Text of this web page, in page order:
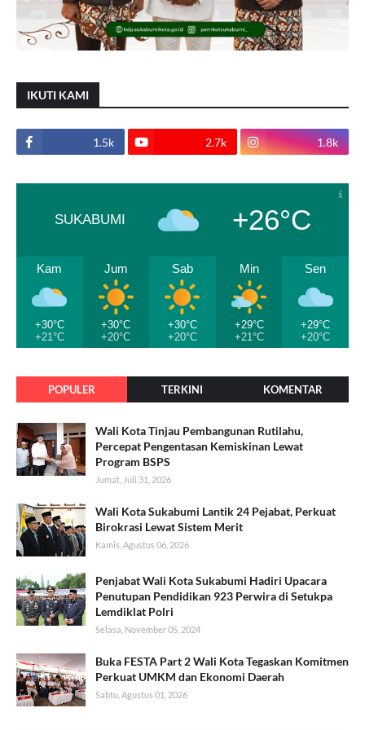
IKUTI KAMI
1.5k 2.7k 1.8k
SUKABUMI +26°C
Kam
+30°C
+21°C
Jum
+30°C
+20°C
Sab
+30°C
+20°C
Min
+29°C
+21°C
Sen
+29°C
+20°C
POPULER TERKINI KOMENTAR
Wali Kota Tinjau Pembangunan Rutilahu,
Percepat Pengentasan Kemiskinan Lewat
Program BSPS
Jumat, Juli 31, 2026
Wali Kota Sukabumi Lantik 24 Pejabat, Perkuat
Birokrasi Lewat Sistem Merit
Kamis, Agustus 06, 2026
Penjabat Wali Kota Sukabumi Hadiri Upacara
Penutupan Pendidikan 923 Perwira di Setukpa
Lemdiklat Polri
Selasa, November 05, 2024
Buka FESTA Part 2 Wali Kota Tegaskan Komitmen
Perkuat UMKM dan Ekonomi Daerah
Sabtu, Agustus 01, 2026